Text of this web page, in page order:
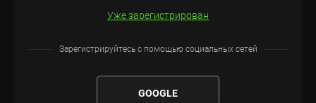
Уже зарегистрирован
Зарегистрируйтесь с помощью социальных сетей
GOOGLE